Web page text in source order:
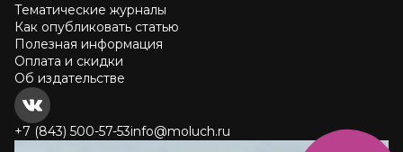
Тематические журналы
Как опубликовать статью
Полезная информация
Оплата и скидки
Об издательстве
+7 (843) 500-57-53info@moluch.ru